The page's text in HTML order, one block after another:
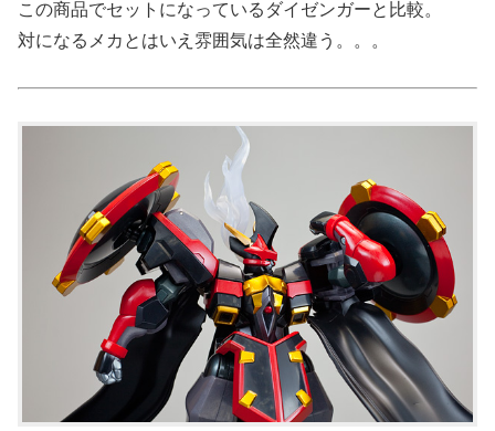
この商品でセットになっているダイゼンガーと比較。
対になるメカとはいえ雰囲気は全然違う。。。